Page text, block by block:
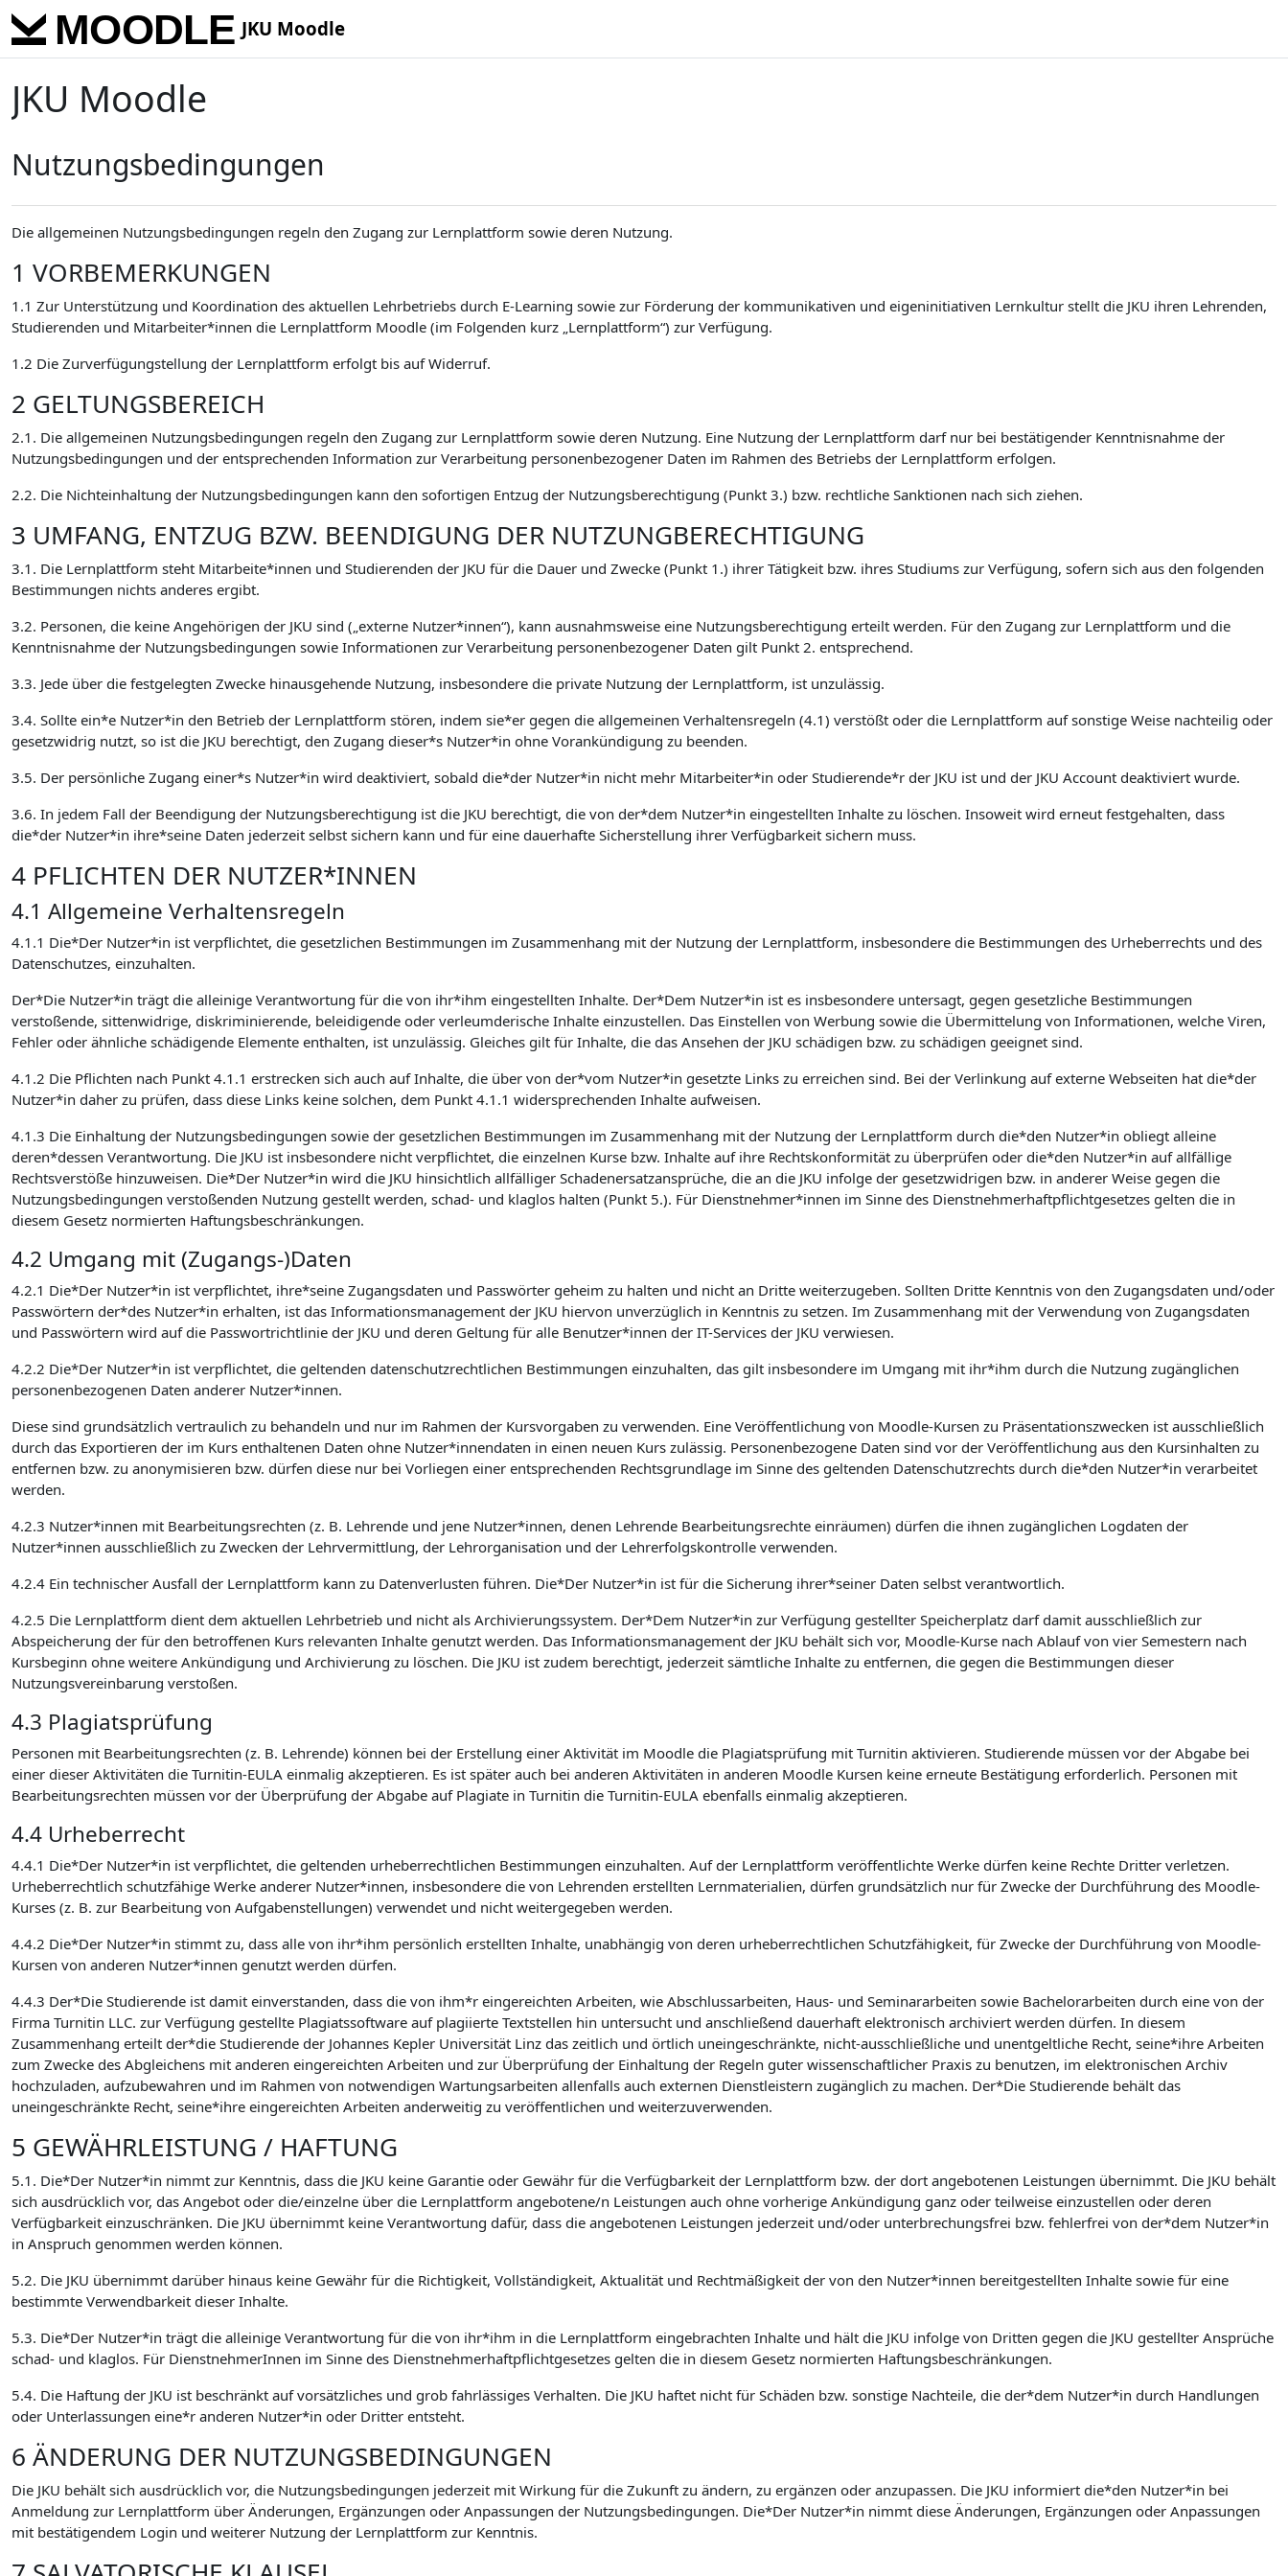
Zum Hauptinhalt
JKU Moodle
JKU Moodle
Nutzungsbedingungen
Die allgemeinen Nutzungsbedingungen regeln den Zugang zur Lernplattform sowie deren Nutzung.
1 VORBEMERKUNGEN
1.1 Zur Unterstützung und Koordination des aktuellen Lehrbetriebs durch E-Learning sowie zur Förderung der kommunikativen und eigeninitiativen Lernkultur stellt die JKU ihren Lehrenden,
Studierenden und Mitarbeiter*innen die Lernplattform Moodle (im Folgenden kurz „Lernplattform“) zur Verfügung.
1.2 Die Zurverfügungstellung der Lernplattform erfolgt bis auf Widerruf.
2 GELTUNGSBEREICH
2.1. Die allgemeinen Nutzungsbedingungen regeln den Zugang zur Lernplattform sowie deren Nutzung. Eine Nutzung der Lernplattform darf nur bei bestätigender Kenntnisnahme der
Nutzungsbedingungen und der entsprechenden Information zur Verarbeitung personenbezogener Daten im Rahmen des Betriebs der Lernplattform erfolgen.
2.2. Die Nichteinhaltung der Nutzungsbedingungen kann den sofortigen Entzug der Nutzungsberechtigung (Punkt 3.) bzw. rechtliche Sanktionen nach sich ziehen.
3 UMFANG, ENTZUG BZW. BEENDIGUNG DER NUTZUNGBERECHTIGUNG
3.1. Die Lernplattform steht Mitarbeite*innen und Studierenden der JKU für die Dauer und Zwecke (Punkt 1.) ihrer Tätigkeit bzw. ihres Studiums zur Verfügung, sofern sich aus den folgenden
Bestimmungen nichts anderes ergibt.
3.2. Personen, die keine Angehörigen der JKU sind („externe Nutzer*innen“), kann ausnahmsweise eine Nutzungsberechtigung erteilt werden. Für den Zugang zur Lernplattform und die
Kenntnisnahme der Nutzungsbedingungen sowie Informationen zur Verarbeitung personenbezogener Daten gilt Punkt 2. entsprechend.
3.3. Jede über die festgelegten Zwecke hinausgehende Nutzung, insbesondere die private Nutzung der Lernplattform, ist unzulässig.
3.4. Sollte ein*e Nutzer*in den Betrieb der Lernplattform stören, indem sie*er gegen die allgemeinen Verhaltensregeln (4.1) verstößt oder die Lernplattform auf sonstige Weise nachteilig oder
gesetzwidrig nutzt, so ist die JKU berechtigt, den Zugang dieser*s Nutzer*in ohne Vorankündigung zu beenden.
3.5. Der persönliche Zugang einer*s Nutzer*in wird deaktiviert, sobald die*der Nutzer*in nicht mehr Mitarbeiter*in oder Studierende*r der JKU ist und der JKU Account deaktiviert wurde.
3.6. In jedem Fall der Beendigung der Nutzungsberechtigung ist die JKU berechtigt, die von der*dem Nutzer*in eingestellten Inhalte zu löschen. Insoweit wird erneut festgehalten, dass
die*der Nutzer*in ihre*seine Daten jederzeit selbst sichern kann und für eine dauerhafte Sicherstellung ihrer Verfügbarkeit sichern muss.
4 PFLICHTEN DER NUTZER*INNEN
4.1 Allgemeine Verhaltensregeln
4.1.1 Die*Der Nutzer*in ist verpflichtet, die gesetzlichen Bestimmungen im Zusammenhang mit der Nutzung der Lernplattform, insbesondere die Bestimmungen des Urheberrechts und des
Datenschutzes, einzuhalten.
Der*Die Nutzer*in trägt die alleinige Verantwortung für die von ihr*ihm eingestellten Inhalte. Der*Dem Nutzer*in ist es insbesondere untersagt, gegen gesetzliche Bestimmungen
verstoßende, sittenwidrige, diskriminierende, beleidigende oder verleumderische Inhalte einzustellen. Das Einstellen von Werbung sowie die Übermittelung von Informationen, welche Viren,
Fehler oder ähnliche schädigende Elemente enthalten, ist unzulässig. Gleiches gilt für Inhalte, die das Ansehen der JKU schädigen bzw. zu schädigen geeignet sind.
4.1.2 Die Pflichten nach Punkt 4.1.1 erstrecken sich auch auf Inhalte, die über von der*vom Nutzer*in gesetzte Links zu erreichen sind. Bei der Verlinkung auf externe Webseiten hat die*der
Nutzer*in daher zu prüfen, dass diese Links keine solchen, dem Punkt 4.1.1 widersprechenden Inhalte aufweisen.
4.1.3 Die Einhaltung der Nutzungsbedingungen sowie der gesetzlichen Bestimmungen im Zusammenhang mit der Nutzung der Lernplattform durch die*den Nutzer*in obliegt alleine
deren*dessen Verantwortung. Die JKU ist insbesondere nicht verpflichtet, die einzelnen Kurse bzw. Inhalte auf ihre Rechtskonformität zu überprüfen oder die*den Nutzer*in auf allfällige
Rechtsverstöße hinzuweisen. Die*Der Nutzer*in wird die JKU hinsichtlich allfälliger Schadenersatzansprüche, die an die JKU infolge der gesetzwidrigen bzw. in anderer Weise gegen die
Nutzungsbedingungen verstoßenden Nutzung gestellt werden, schad- und klaglos halten (Punkt 5.). Für Dienstnehmer*innen im Sinne des Dienstnehmerhaftpflichtgesetzes gelten die in
diesem Gesetz normierten Haftungsbeschränkungen.
4.2 Umgang mit (Zugangs-)Daten
4.2.1 Die*Der Nutzer*in ist verpflichtet, ihre*seine Zugangsdaten und Passwörter geheim zu halten und nicht an Dritte weiterzugeben. Sollten Dritte Kenntnis von den Zugangsdaten und/oder
Passwörtern der*des Nutzer*in erhalten, ist das Informationsmanagement der JKU hiervon unverzüglich in Kenntnis zu setzen. Im Zusammenhang mit der Verwendung von Zugangsdaten
und Passwörtern wird auf die Passwortrichtlinie der JKU und deren Geltung für alle Benutzer*innen der IT-Services der JKU verwiesen.
4.2.2 Die*Der Nutzer*in ist verpflichtet, die geltenden datenschutzrechtlichen Bestimmungen einzuhalten, das gilt insbesondere im Umgang mit ihr*ihm durch die Nutzung zugänglichen
personenbezogenen Daten anderer Nutzer*innen.
Diese sind grundsätzlich vertraulich zu behandeln und nur im Rahmen der Kursvorgaben zu verwenden. Eine Veröffentlichung von Moodle-Kursen zu Präsentationszwecken ist ausschließlich
durch das Exportieren der im Kurs enthaltenen Daten ohne Nutzer*innendaten in einen neuen Kurs zulässig. Personenbezogene Daten sind vor der Veröffentlichung aus den Kursinhalten zu
entfernen bzw. zu anonymisieren bzw. dürfen diese nur bei Vorliegen einer entsprechenden Rechtsgrundlage im Sinne des geltenden Datenschutzrechts durch die*den Nutzer*in verarbeitet
werden.
4.2.3 Nutzer*innen mit Bearbeitungsrechten (z. B. Lehrende und jene Nutzer*innen, denen Lehrende Bearbeitungsrechte einräumen) dürfen die ihnen zugänglichen Logdaten der
Nutzer*innen ausschließlich zu Zwecken der Lehrvermittlung, der Lehrorganisation und der Lehrerfolgskontrolle verwenden.
4.2.4 Ein technischer Ausfall der Lernplattform kann zu Datenverlusten führen. Die*Der Nutzer*in ist für die Sicherung ihrer*seiner Daten selbst verantwortlich.
4.2.5 Die Lernplattform dient dem aktuellen Lehrbetrieb und nicht als Archivierungssystem. Der*Dem Nutzer*in zur Verfügung gestellter Speicherplatz darf damit ausschließlich zur
Abspeicherung der für den betroffenen Kurs relevanten Inhalte genutzt werden. Das Informationsmanagement der JKU behält sich vor, Moodle-Kurse nach Ablauf von vier Semestern nach
Kursbeginn ohne weitere Ankündigung und Archivierung zu löschen. Die JKU ist zudem berechtigt, jederzeit sämtliche Inhalte zu entfernen, die gegen die Bestimmungen dieser
Nutzungsvereinbarung verstoßen.
4.3 Plagiatsprüfung
Personen mit Bearbeitungsrechten (z. B. Lehrende) können bei der Erstellung einer Aktivität im Moodle die Plagiatsprüfung mit Turnitin aktivieren. Studierende müssen vor der Abgabe bei
einer dieser Aktivitäten die Turnitin-EULA einmalig akzeptieren. Es ist später auch bei anderen Aktivitäten in anderen Moodle Kursen keine erneute Bestätigung erforderlich. Personen mit
Bearbeitungsrechten müssen vor der Überprüfung der Abgabe auf Plagiate in Turnitin die Turnitin-EULA ebenfalls einmalig akzeptieren.
4.4 Urheberrecht
4.4.1 Die*Der Nutzer*in ist verpflichtet, die geltenden urheberrechtlichen Bestimmungen einzuhalten. Auf der Lernplattform veröffentlichte Werke dürfen keine Rechte Dritter verletzen.
Urheberrechtlich schutzfähige Werke anderer Nutzer*innen, insbesondere die von Lehrenden erstellten Lernmaterialien, dürfen grundsätzlich nur für Zwecke der Durchführung des Moodle-
Kurses (z. B. zur Bearbeitung von Aufgabenstellungen) verwendet und nicht weitergegeben werden.
4.4.2 Die*Der Nutzer*in stimmt zu, dass alle von ihr*ihm persönlich erstellten Inhalte, unabhängig von deren urheberrechtlichen Schutzfähigkeit, für Zwecke der Durchführung von Moodle-
Kursen von anderen Nutzer*innen genutzt werden dürfen.
4.4.3 Der*Die Studierende ist damit einverstanden, dass die von ihm*r eingereichten Arbeiten, wie Abschlussarbeiten, Haus- und Seminararbeiten sowie Bachelorarbeiten durch eine von der
Firma Turnitin LLC. zur Verfügung gestellte Plagiatssoftware auf plagiierte Textstellen hin untersucht und anschließend dauerhaft elektronisch archiviert werden dürfen. In diesem
Zusammenhang erteilt der*die Studierende der Johannes Kepler Universität Linz das zeitlich und örtlich uneingeschränkte, nicht-ausschließliche und unentgeltliche Recht, seine*ihre Arbeiten
zum Zwecke des Abgleichens mit anderen eingereichten Arbeiten und zur Überprüfung der Einhaltung der Regeln guter wissenschaftlicher Praxis zu benutzen, im elektronischen Archiv
hochzuladen, aufzubewahren und im Rahmen von notwendigen Wartungsarbeiten allenfalls auch externen Dienstleistern zugänglich zu machen. Der*Die Studierende behält das
uneingeschränkte Recht, seine*ihre eingereichten Arbeiten anderweitig zu veröffentlichen und weiterzuverwenden.
5 GEWÄHRLEISTUNG / HAFTUNG
5.1. Die*Der Nutzer*in nimmt zur Kenntnis, dass die JKU keine Garantie oder Gewähr für die Verfügbarkeit der Lernplattform bzw. der dort angebotenen Leistungen übernimmt. Die JKU behält
sich ausdrücklich vor, das Angebot oder die/einzelne über die Lernplattform angebotene/n Leistungen auch ohne vorherige Ankündigung ganz oder teilweise einzustellen oder deren
Verfügbarkeit einzuschränken. Die JKU übernimmt keine Verantwortung dafür, dass die angebotenen Leistungen jederzeit und/oder unterbrechungsfrei bzw. fehlerfrei von der*dem Nutzer*in
in Anspruch genommen werden können.
5.2. Die JKU übernimmt darüber hinaus keine Gewähr für die Richtigkeit, Vollständigkeit, Aktualität und Rechtmäßigkeit der von den Nutzer*innen bereitgestellten Inhalte sowie für eine
bestimmte Verwendbarkeit dieser Inhalte.
5.3. Die*Der Nutzer*in trägt die alleinige Verantwortung für die von ihr*ihm in die Lernplattform eingebrachten Inhalte und hält die JKU infolge von Dritten gegen die JKU gestellter Ansprüche
schad- und klaglos. Für DienstnehmerInnen im Sinne des Dienstnehmerhaftpflichtgesetzes gelten die in diesem Gesetz normierten Haftungsbeschränkungen.
5.4. Die Haftung der JKU ist beschränkt auf vorsätzliches und grob fahrlässiges Verhalten. Die JKU haftet nicht für Schäden bzw. sonstige Nachteile, die der*dem Nutzer*in durch Handlungen
oder Unterlassungen eine*r anderen Nutzer*in oder Dritter entsteht.
6 ÄNDERUNG DER NUTZUNGSBEDINGUNGEN
Die JKU behält sich ausdrücklich vor, die Nutzungsbedingungen jederzeit mit Wirkung für die Zukunft zu ändern, zu ergänzen oder anzupassen. Die JKU informiert die*den Nutzer*in bei
Anmeldung zur Lernplattform über Änderungen, Ergänzungen oder Anpassungen der Nutzungsbedingungen. Die*Der Nutzer*in nimmt diese Änderungen, Ergänzungen oder Anpassungen
mit bestätigendem Login und weiterer Nutzung der Lernplattform zur Kenntnis.